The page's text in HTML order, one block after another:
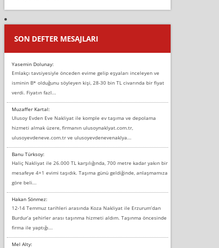
SON DEFTER MESAJLARI
Yasemin Dolunay:
Emlakçı tavsiyesiyle önceden evime gelip eşyaları inceleyen ve
isminin B* olduğunu söyleyen kişi, 28-30 bin TL civarında bir fiyat
verdi. Fiyatın fazl...
Muzaffer Kartal:
Ulusoy Evden Eve Nakliyat ile komple ev taşıma ve depolama
hizmeti almak üzere, firmanın ulusoynaklyat.com.tr,
ulusoyevdeneve.com.tr ve ulusoyevdenevenaklya...
Banu Türksoy:
Haliç Nakliyat ile 26.000 TL karşılığında, 700 metre kadar yakın bir
mesafeye 4+1 evimi taşıdık. Taşıma günü geldiğinde, anlaşmamıza
göre beli...
Hakan Sönmez:
12-14 Temmuz tarihleri arasında Koza Nakliyat ile Erzurum’dan
Burdur’a şehirler arası taşınma hizmeti aldım. Taşınma öncesinde
firma ile yaptığı...
Mel Alty: